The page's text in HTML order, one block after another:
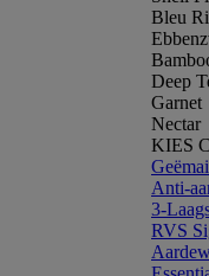
Bleu
Deep
Garnet
Nectar
KIES
Anti-
3-
RVS